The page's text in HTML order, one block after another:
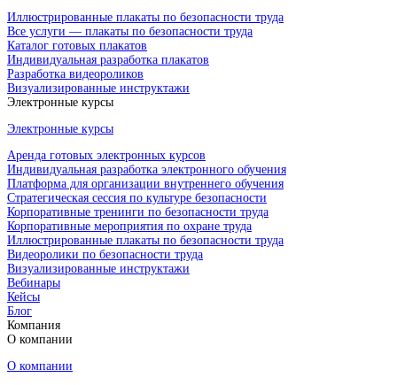
Иллюстрированные плакаты по безопасности труда
Все услуги — плакаты по безопасности труда
Каталог готовых плакатов
Индивидуальная разработка плакатов
Разработка видеороликов
Визуализированные инструктажи
Электронные курсы
Электронные курсы
Аренда готовых электронных курсов
Индивидуальная разработка электронного обучения
Платформа для организации внутреннего обучения
Стратегическая сессия по культуре безопасности
Корпоративные тренинги по безопасности труда
Корпоративные мероприятия по охране труда
Иллюстрированные плакаты по безопасности труда
Видеоролики по безопасности труда
Визуализированные инструктажи
Вебинары
Кейсы
Блог
Компания
О компании
О компании